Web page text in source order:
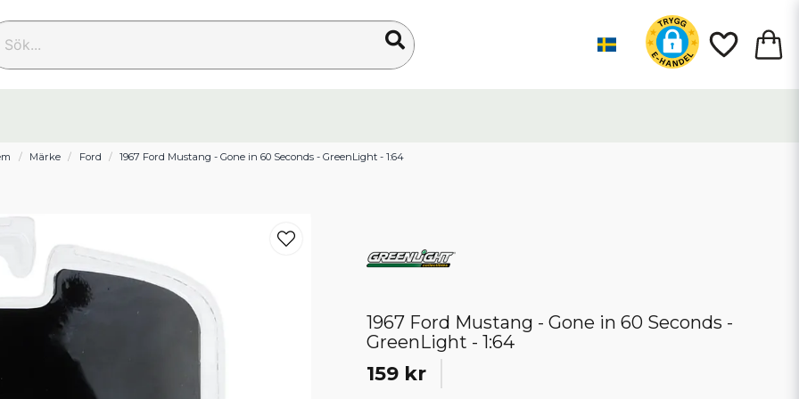
Märke Ford 1967 Ford Mustang - Gone in 60 Seconds - GreenLight - 1:64
1967 Ford Mustang - Gone in 60 Seconds -
GreenLight - 1:64
159 kr